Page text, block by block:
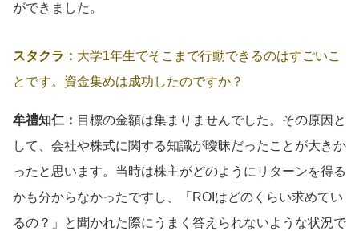
ができました。
スタクラ： 大学1年生でそこまで行動できるのはすごいこ
とです。資金集めは成功したのですか？
牟禮知仁： 目標の金額は集まりませんでした。その原因と
して、会社や株式に関する知識が曖昧だったことが大きか
ったと思います。当時は株主がどのようにリターンを得る
かも分からなかったですし、「ROIはどのくらい求めてい
るの？」と聞かれた際にうまく答えられないような状況で